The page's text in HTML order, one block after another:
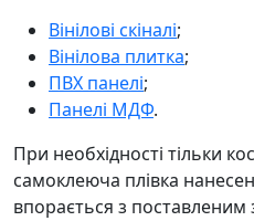
Вінілові скіналі;
Вінілова плитка;
ПВХ панелі;
Панелі МДФ.
При необхідності тільки
самоклеюча плівка
впорається з поставленим